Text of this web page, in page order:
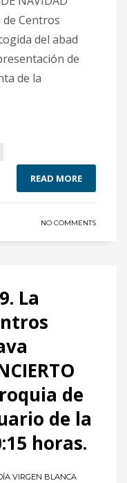
Centros
del abad
de
de la
READ MORE
NO COMMENTS
La
de
de la
horas.
VIRGEN BLANCA